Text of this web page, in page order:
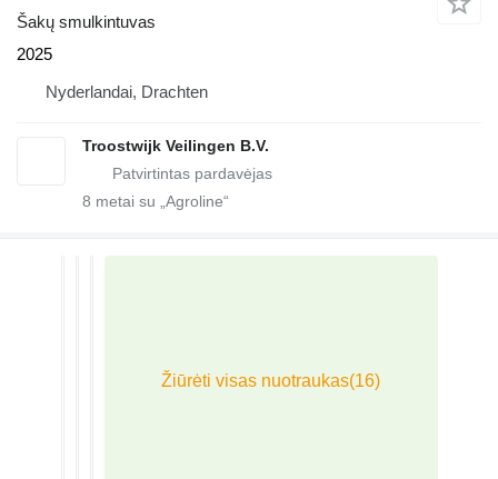
Šakų smulkintuvas
2025
Nyderlandai, Drachten
Troostwijk Veilingen B.V.
8 metai su „Agroline“